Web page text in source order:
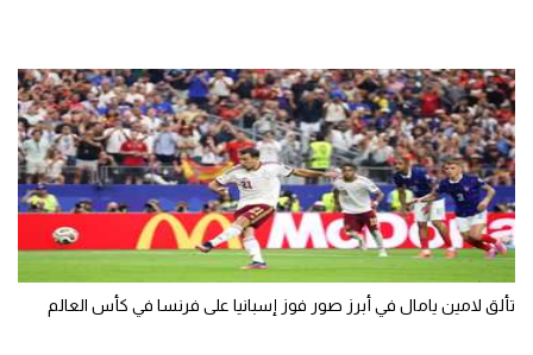
تألق لامين يامال في أبرز صور فوز إسبانيا على فرنسا في كأس العالم